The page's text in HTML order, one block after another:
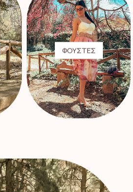
ΦΟΥΣΤΕΣ